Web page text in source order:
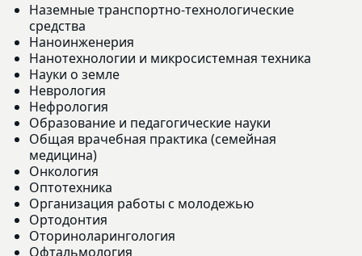
Наземные транспортно-технологические
средства
Наноинженерия
Нанотехнологии и микросистемная техника
Науки о земле
Неврология
Нефрология
Образование и педагогические науки
Общая врачебная практика (семейная
медицина)
Онкология
Оптотехника
Организация работы с молодежью
Ортодонтия
Оториноларингология
Офтальмология